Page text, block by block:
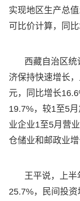
实现地区生产总
可比价计算，同
西藏自治区
济保持快速增长
元，同比增长
19.7%，较1至5
业企业1至5月营
仓储业和邮政业增
王平说，上
25.7%，民间投